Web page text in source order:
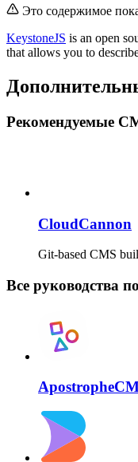
Это содержимое
KeystoneJS is an open
that allows you to
Рекомендуемые
CloudCannon
Git-based CMS
Все руководства